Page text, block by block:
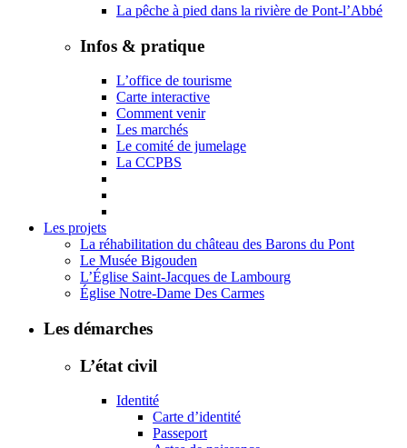
La pêche à pied dans la rivière de Pont-l’Abbé
Infos & pratique
L’office de tourisme
Carte interactive
Comment venir
Les marchés
Le comité de jumelage
La CCPBS
Les projets
La réhabilitation du château des Barons du Pont
Le Musée Bigouden
L’Église Saint-Jacques de Lambourg
Église Notre-Dame Des Carmes
Les démarches
L’état civil
Identité
Carte d’identité
Passeport